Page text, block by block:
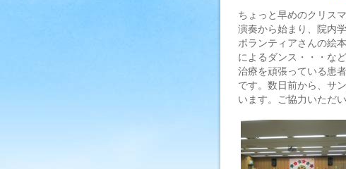
ちょっと早めのクリス
演奏から始まり、院内
ボランティアさんの絵
によるダンス・・・な
治療を頑張っている患
です。数日前から、サ
います。ご協力いただ